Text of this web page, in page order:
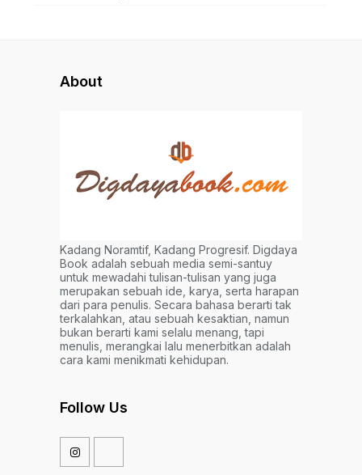
About
Kadang Noramtif, Kadang Progresif. Digdaya
Book adalah sebuah media semi-santuy
untuk mewadahi tulisan-tulisan yang juga
merupakan sebuah ide, karya, serta harapan
dari para penulis. Secara bahasa berarti tak
terkalahkan, atau sebuah kesaktian, namun
bukan berarti kami selalu menang, tapi
menulis, merangkai lalu menerbitkan adalah
cara kami menikmati kehidupan.
Follow Us